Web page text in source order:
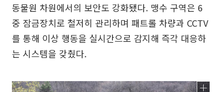
동물원 차원에서의 보안도 강화됐다. 맹수 구역은 6
중 잠금장치로 철저히 관리하며 패트롤 차량과 CCTV
를 통해 이상 행동을 실시간으로 감지해 즉각 대응하
는 시스템을 갖췄다.